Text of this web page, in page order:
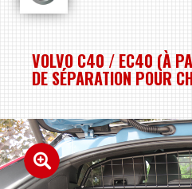
VOLVO C40 / EC40 (À
DE SÉPARATION POUR